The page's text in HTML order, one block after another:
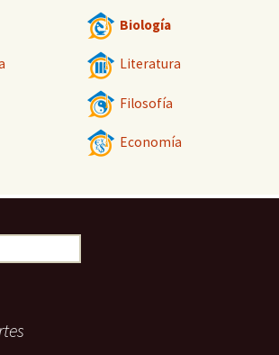
Biología
Literatura
Filosofía
Economía